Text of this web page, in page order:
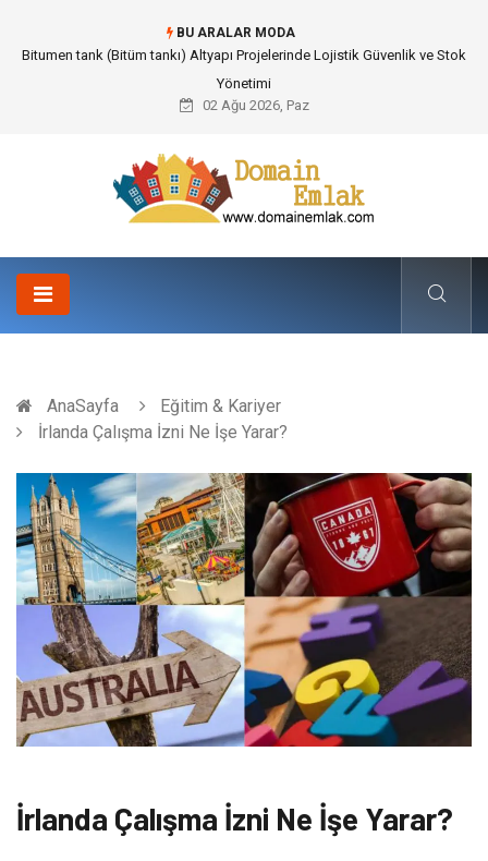
BU ARALAR MODA
Güvenilir Chip Satışı: Kesintisiz Poker Deneyimi İçin Profesyonel Destek
02 Ağu 2026, Paz
AnaSayfa
Eğitim & Kariyer
İrlanda Çalışma İzni Ne İşe Yarar?
İrlanda Çalışma İzni Ne İşe Yarar?